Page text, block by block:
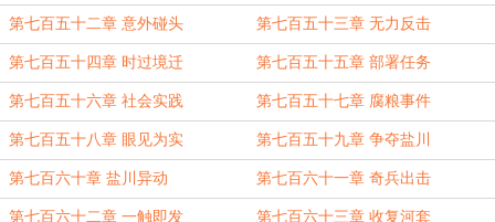
第七百五十二章 意外碰头 第七百五十三章 无力反击
第七百五十四章 时过境迁 第七百五十五章 部署任务
第七百五十六章 社会实践 第七百五十七章 腐粮事件
第七百五十八章 眼见为实 第七百五十九章 争夺盐川
第七百六十章 盐川异动 第七百六十一章 奇兵出击
第七百六十二章 一触即发 第七百六十三章 收复河套